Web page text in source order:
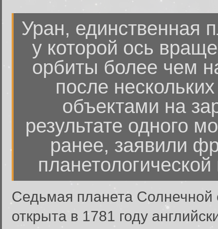
Уран, единственная
у которой ось
орбиты более чем
после
объектами на
результате одного
ранее, заявили
Седьмая планета
открыта в 1781 году